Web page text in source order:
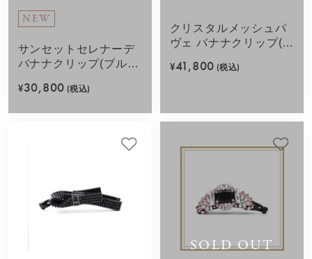
NEW
サンセットセレナーデ
バナナクリップ(ブル
¥30,800 (税込)
クリスタルメッシュパ
ヴェ バナナクリップ(グ
¥41,800 (税込)
SOLD OUT